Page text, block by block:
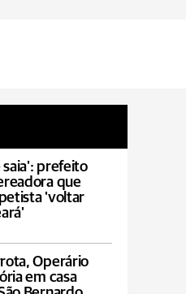
prefeito
que
'voltar
Operário
em casa